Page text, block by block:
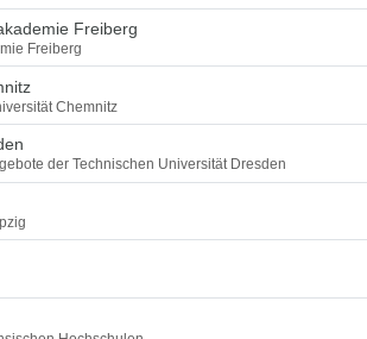
Freiberg
Freiberg
Chemnitz
der Technischen Universität Dresden